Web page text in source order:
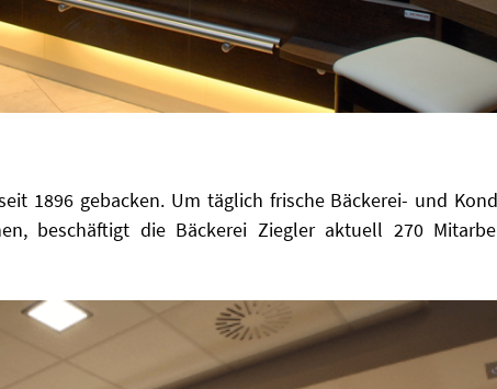
1896 gebacken. Um täglich frische Bäckerei- und
beschäftigt die Bäckerei Ziegler aktuell 270